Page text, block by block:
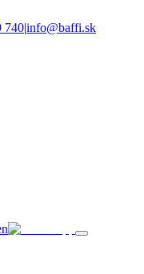
740|info@baffi.sk